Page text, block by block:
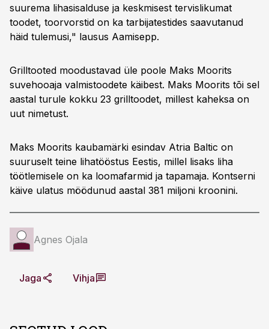
suurema lihasisalduse ja keskmisest tervislikumat
toodet, toorvorstid on ka tarbijatestides saavutanud
häid tulemusi," lausus Aamisepp.
Grilltooted moodustavad üle poole Maks Moorits
suvehooaja valmistoodete käibest. Maks Moorits tõi sel
aastal turule kokku 23 grilltoodet, millest kaheksa on
uut nimetust.
Maks Moorits kaubamärki esindav Atria Baltic on
suuruselt teine lihatööstus Eestis, millel lisaks liha
töötlemisele on ka loomafarmid ja tapamaja. Kontserni
käive ulatus möödunud aastal 381 miljoni kroonini.
Agnes Ojala
Jaga Vihja